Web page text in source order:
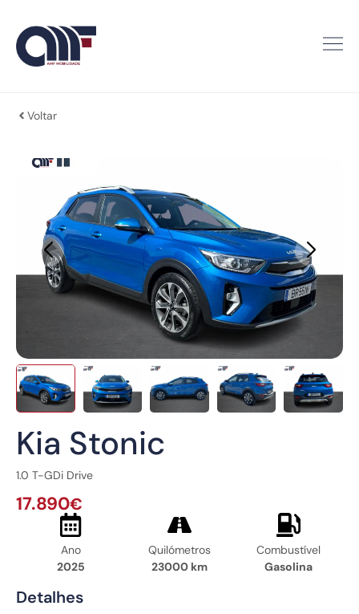
Voltar
Kia Stonic
1.0 T-GDi Drive
17.890€
Ano
2025
Quilómetros
23000 km
Combustível
Gasolina
Detalhes